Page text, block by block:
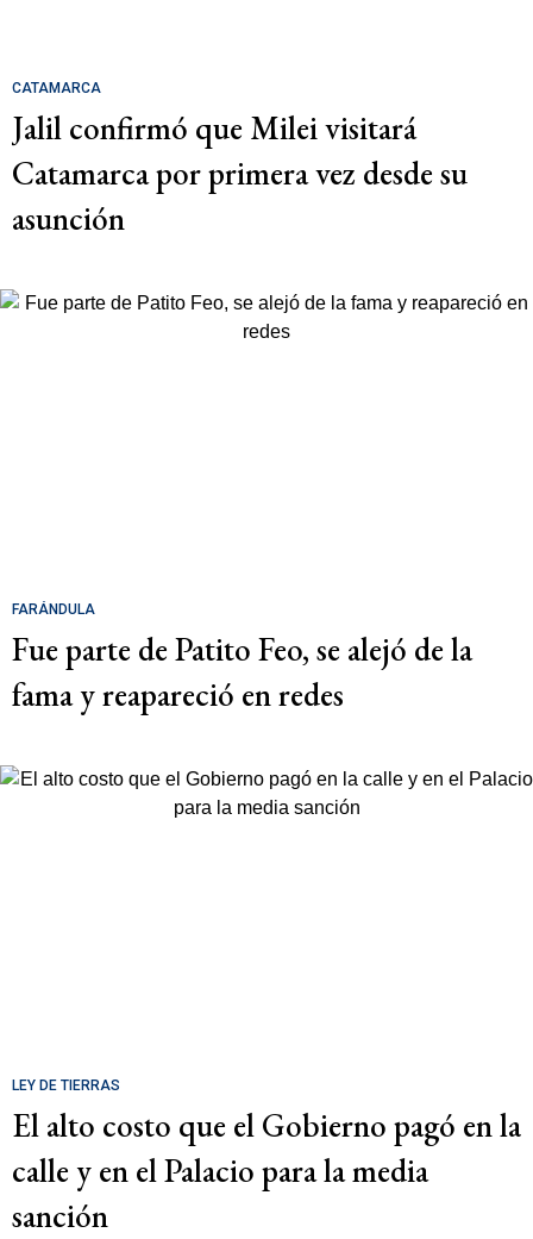
CATAMARCA
Jalil confirmó que Milei visitará
Catamarca por primera vez desde su
asunción
FARÁNDULA
Fue parte de Patito Feo, se alejó de la
fama y reapareció en redes
LEY DE TIERRAS
El alto costo que el Gobierno pagó en la
calle y en el Palacio para la media
sanción